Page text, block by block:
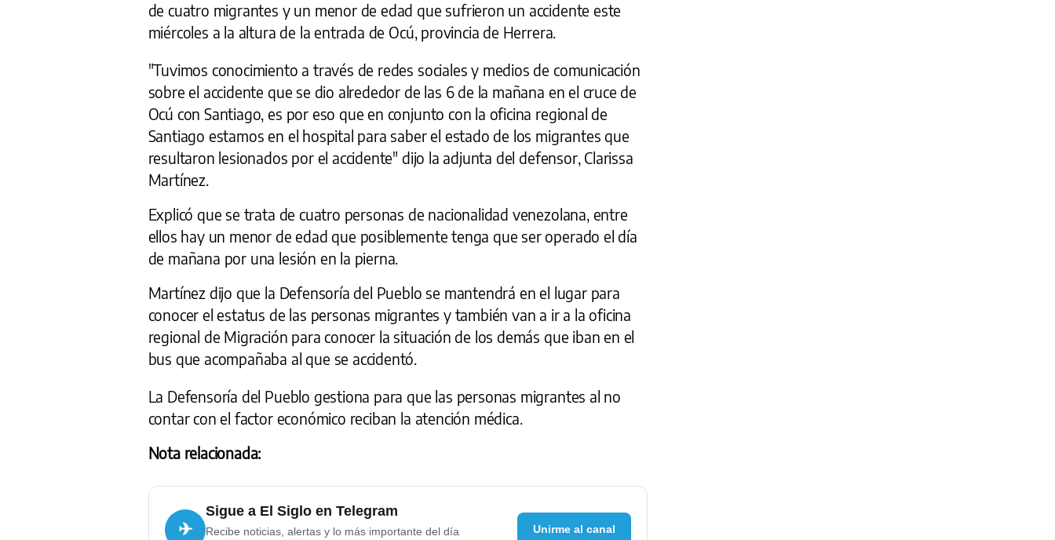
de cuatro migrantes y un menor de edad que sufrieron un accidente este
miércoles a la altura de la entrada de Ocú, provincia de Herrera.
"Tuvimos conocimiento a través de redes sociales y medios de comunicación
sobre el accidente que se dio alrededor de las 6 de la mañana en el cruce de
Ocú con Santiago, es por eso que en conjunto con la oficina regional de
Santiago estamos en el hospital para saber el estado de los migrantes que
resultaron lesionados por el accidente" dijo la adjunta del defensor, Clarissa
Martínez.
Explicó que se trata de cuatro personas de nacionalidad venezolana, entre
ellos hay un menor de edad que posiblemente tenga que ser operado el día
de mañana por una lesión en la pierna.
Martínez dijo que la Defensoría del Pueblo se mantendrá en el lugar para
conocer el estatus de las personas migrantes y también van a ir a la oficina
regional de Migración para conocer la situación de los demás que iban en el
bus que acompañaba al que se accidentó.
La Defensoría del Pueblo gestiona para que las personas migrantes al no
contar con el factor económico reciban la atención médica.
Nota relacionada:
✈
Sigue a El Siglo en Telegram
Recibe noticias, alertas y lo más importante del día
Unirme al canal